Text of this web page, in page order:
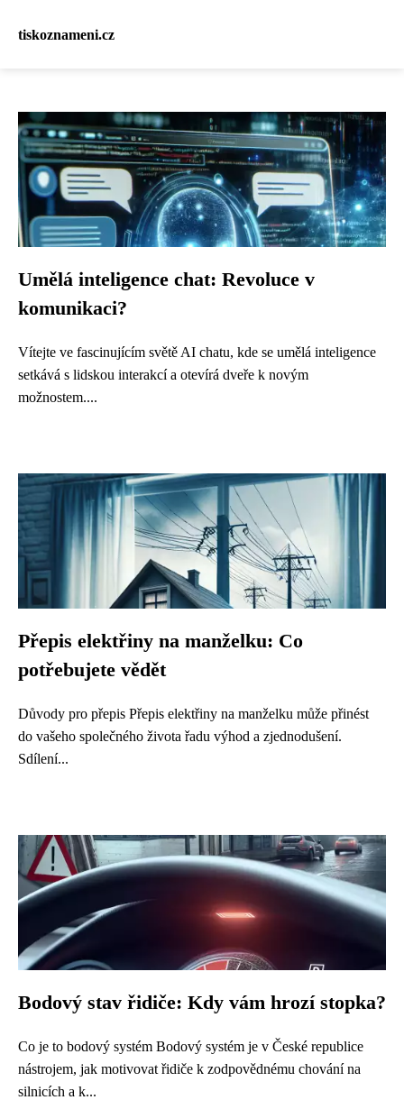
tiskoznameni.cz
Umělá inteligence chat: Revoluce v
komunikaci?
Vítejte ve fascinujícím světě AI chatu, kde se umělá inteligence
setkává s lidskou interakcí a otevírá dveře k novým
možnostem....
Přepis elektřiny na manželku: Co
potřebujete vědět
Důvody pro přepis Přepis elektřiny na manželku může přinést
do vašeho společného života řadu výhod a zjednodušení.
Sdílení...
Bodový stav řidiče: Kdy vám hrozí stopka?
Co je to bodový systém Bodový systém je v České republice
nástrojem, jak motivovat řidiče k zodpovědnému chování na
silnicích a k...